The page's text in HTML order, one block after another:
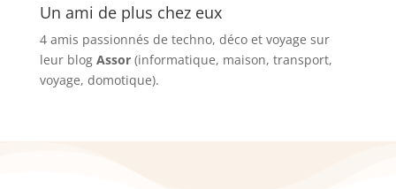
Un ami de plus chez eux
4 amis passionnés de techno, déco et voyage sur
leur blog Assor(informatique, maison, transport,
voyage, domotique).